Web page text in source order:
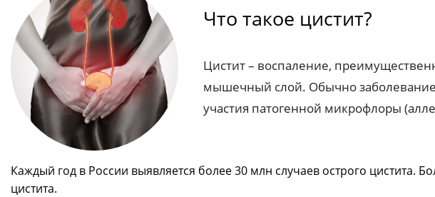
Что такое цистит?
Цистит – воспаление,
мышечный слой. Обычно
участия патогенной микрофлоры
Каждый год в России выявляется более 30 млн случаев острого цистита.
цистита.